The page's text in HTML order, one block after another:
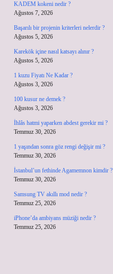
KADEM kokeni nedir ?
Ağustos 7, 2026
Başarılı bir projenin kriterleri nelerdir ?
Ağustos 5, 2026
Karekök içine nasıl katsayı alınır ?
Ağustos 5, 2026
1 kuzu Fiyatı Ne Kadar ?
Ağustos 3, 2026
100 kusur ne demek ?
Ağustos 3, 2026
İhlâs hatmi yaparken abdest gerekir mi ?
Temmuz 30, 2026
1 yaşından sonra göz rengi değişir mi ?
Temmuz 30, 2026
İstanbul’un fethinde Agamemnon kimdir ?
Temmuz 30, 2026
Samsung TV akıllı mod nedir ?
Temmuz 25, 2026
iPhone’da ambiyans müziği nedir ?
Temmuz 25, 2026